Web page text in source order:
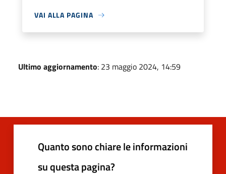
VAI ALLA PAGINA
Ultimo aggiornamento: 23 maggio 2024, 14:59
Quanto sono chiare le informazioni
su questa pagina?